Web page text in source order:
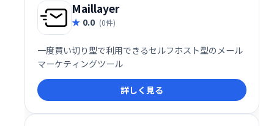
Maillayer
0.0 (0件)
一度買い切り型で利用できるセルフホスト型のメール
マーケティングツール
詳しく見る